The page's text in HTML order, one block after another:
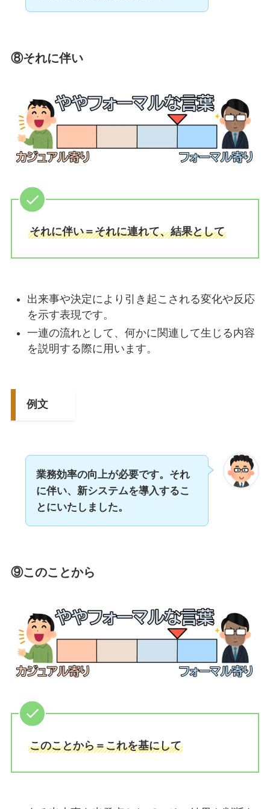
⑧それに伴い
それに伴い＝それに連れて、結果として
出来事や決定により引き起こされる変化や反応
を示す表現です。
一連の流れとして、何かに関連して生じる内容
を説明する際に用います。
例文
業務効率の向上が必要です。それ
に伴い、新システムを導入するこ
とにいたしました。
⑨このことから
このことから＝これを基にして